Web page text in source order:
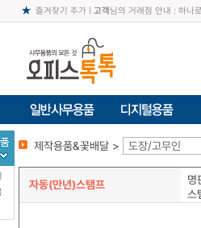
즐겨찾기 추가| 고객님의 거래점 안내 : 하나
제작용품&꽃배달 > 도장/고무인
자동(만년)스탬프
명
스